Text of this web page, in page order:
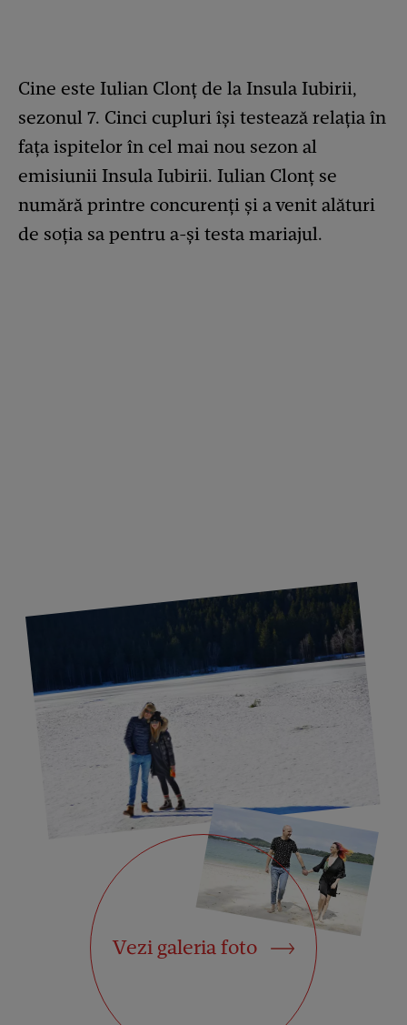
Cine este Iulian Clonț de la Insula Iubirii,
sezonul 7. Cinci cupluri își testează relația în
fața ispitelor în cel mai nou sezon al
emisiunii Insula Iubirii. Iulian Clonț se
numără printre concurenți și a venit alături
de soția sa pentru a-și testa mariajul.
Vezi galeria foto